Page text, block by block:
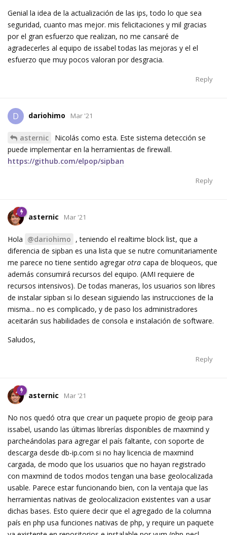
Genial la idea de la actualización de las ips, todo lo que sea
seguridad, cuanto mas mejor. mis felicitaciones y mil gracias
por el gran esfuerzo que realizan, no me cansaré de
agradecerles al equipo de issabel todas las mejoras y el el
esfuerzo que muy pocos valoran por desgracia.
Reply
D dariohimo Mar '21
asternic
Nicolás como esta. Este sistema detección se
puede implementar en la herramientas de firewall.
https://github.com/elpop/sipban
Reply
asternic Mar '21
Hola @dariohimo , teniendo el realtime block list, que a
diferencia de sipban es una lista que se nutre comunitariamente
me parece no tiene sentido agregar otra capa de bloqueos, que
además consumirá recursos del equipo. (AMI requiere de
recursos intensivos). De todas maneras, los usuarios son libres
de instalar sipban si lo desean siguiendo las instrucciones de la
misma... no es complicado, y de paso los administradores
aceitarán sus habilidades de consola e instalación de software.
Saludos,
Reply
asternic Mar '21
No nos quedó otra que crear un paquete propio de geoip para
issabel, usando las últimas librerías disponibles de maxmind y
parcheándolas para agregar el país faltante, con soporte de
descarga desde db-ip.com si no hay licencia de maxmind
cargada, de modo que los usuarios que no hayan registrado
con maxmind de todos modos tengan una base geolocalizada
usable. Parece estar funcionando bien, con la ventaja que las
herramientas nativas de geolocalizacion existentes van a usar
dichas bases. Esto quiere decir que el agregado de la columna
país en php usa funciones nativas de php, y require un paquete